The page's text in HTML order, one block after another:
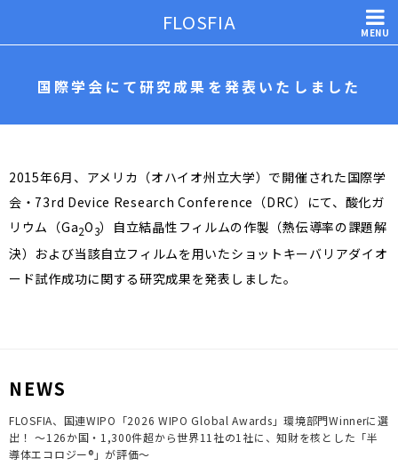
FLOSFIA MENU
国際学会にて研究成果を発表いたしました
2015年6月、アメリカ（オハイオ州立大学）で開催された国際学
会・73rd Device Research Conference（DRC）にて、酸化ガ
リウム（Ga2O3）自立結晶性フィルムの作製（熱伝導率の課題解
決）および当該自立フィルムを用いたショットキーバリアダイオ
ード試作成功に関する研究成果を発表しました。
NEWS
FLOSFIA、国連WIPO「2026 WIPO Global Awards」環境部門Winnerに選
出！ ～126か国・1,300件超から世界11社の1社に、知財を核とした「半
導体エコロジー®」が評価～